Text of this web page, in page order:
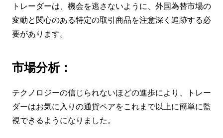
トレーダーは、機会を逃さないように、外国為替市場の
変動と関心のある特定の取引商品を注意深く追跡する必
要があります。
市場分析：
テクノロジーの信じられないほどの進歩により、トレー
ダーはお気に入りの通貨ペアをこれまで以上に簡単に監
視できるようになりました。